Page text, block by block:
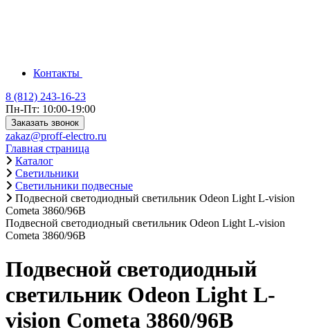
Контакты
8 (812) 243-16-23
Пн-Пт: 10:00-19:00
Заказать звонок
zakaz@proff-electro.ru
Главная страница
Каталог
Светильники
Светильники подвесные
Подвесной светодиодный светильник Odeon Light L-vision
Cometa 3860/96B
Подвесной светодиодный светильник Odeon Light L-vision
Cometa 3860/96B
Подвесной светодиодный
светильник Odeon Light L-
vision Cometa 3860/96B